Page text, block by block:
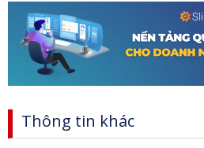
Thông tin khác